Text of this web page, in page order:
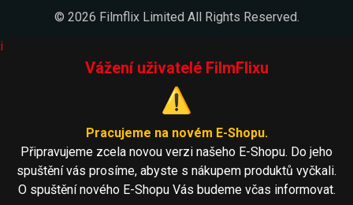
© 2026 Filmflix Limited All Rights Reserved.
i
Vážení uživatelé FilmFlixu
⚠️
Pracujeme na novém E-Shopu.
Připravujeme zcela novou verzi našeho E-Shopu. Do jeho
spuštění vás prosíme, abyste s nákupem produktů vyčkali.
O spuštění nového E-Shopu Vás budeme včas informovat.